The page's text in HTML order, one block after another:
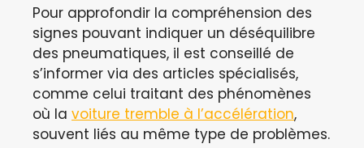
Pour approfondir la compréhension des
signes pouvant indiquer un déséquilibre
des pneumatiques, il est conseillé de
s’informer via des articles spécialisés,
comme celui traitant des phénomènes
où la voiture tremble à l’accélération,
souvent liés au même type de problèmes.